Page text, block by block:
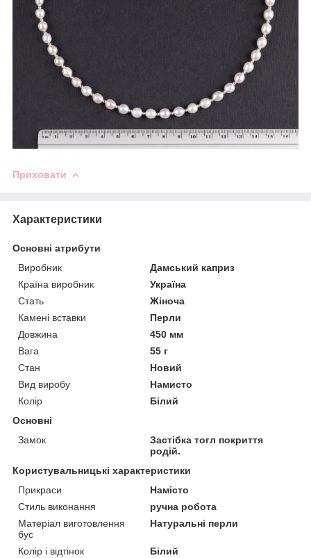
Приховати
Характеристики
Основні атрибути
Виробник
Дамський каприз
Країна виробник
Україна
Стать
Жіноча
Камені вставки
Перли
Довжина
450 мм
Вага
55 г
Стан
Новий
Вид виробу
Намисто
Колір
Білий
Основні
Замок
Застібка тогл покриття
родій.
Користувальницькі характеристики
Прикраси
Намісто
Стиль виконання
ручна робота
Матеріал виготовлення
бус
Натуральні перли
Колір і відтінок
Білий